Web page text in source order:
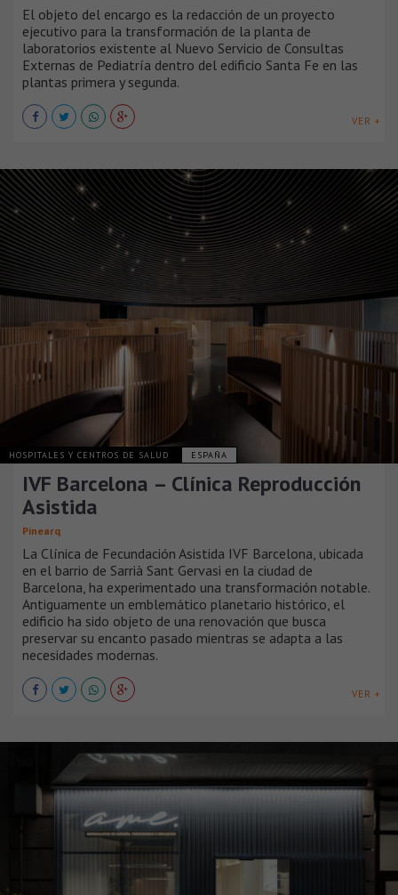
El objeto del encargo es la redacción de un proyecto
ejecutivo para la transformación de la planta de
laboratorios existente al Nuevo Servicio de Consultas
Externas de Pediatría dentro del edificio Santa Fe en las
plantas primera y segunda.
VER +
HOSPITALES Y CENTROS DE SALUD ESPAÑA
IVF Barcelona – Clínica Reproducción
Asistida
Pinearq
La Clínica de Fecundación Asistida IVF Barcelona, ubicada
en el barrio de Sarrià Sant Gervasi en la ciudad de
Barcelona, ha experimentado una transformación notable.
Antiguamente un emblemático planetario histórico, el
edificio ha sido objeto de una renovación que busca
preservar su encanto pasado mientras se adapta a las
necesidades modernas.
VER +